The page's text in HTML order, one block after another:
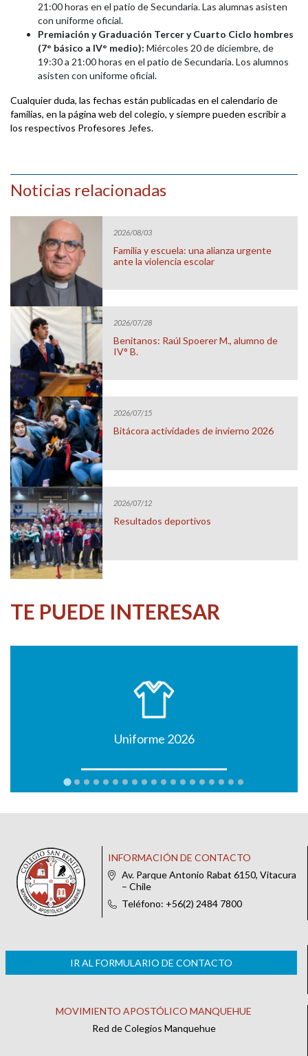
21:00 horas en el patio de Secundaria. Las alumnas asisten
con uniforme oficial.
Premiación y Graduación Tercer y Cuarto Ciclo hombres
(7° básico a IV° medio): Miércoles 20 de diciembre, de
19:30 a 21:00 horas en el patio de Secundaria. Los alumnos
asisten con uniforme oficial.
Cualquier duda, las fechas están publicadas en el calendario de
familias, en la página web del colegio, y siempre pueden escribir a
los respectivos Profesores Jefes.
Noticias relacionadas
2026/08/03
Familia y escuela: una alianza urgente
ante la violencia escolar
2026/07/28
Benitanos: Raúl Spoerer M., alumno de
IV° B.
2026/07/15
Bitácora actividades de invierno 2026
2026/07/12
Resultados deportivos
TE PUEDE INTERESAR
Uniforme 2026
INFORMACIÓN DE CONTACTO
Av. Parque Antonio Rabat 6150, Vitacura
– Chile
Teléfono: +56(2) 2484 7800
IR AL FORMULARIO DE CONTACTO
MOVIMIENTO APOSTÓLICO MANQUEHUE
Red de Colegios Manquehue